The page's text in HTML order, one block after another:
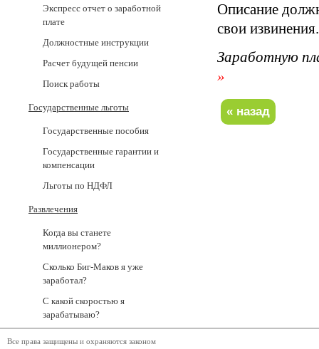
Экспресс отчет о заработной
плате
Должностные инструкции
Расчет будущей пенсии
Поиск работы
Государственные льготы
Государственные пособия
Государственные гарантии и
компенсации
Льготы по НДФЛ
Развлечения
Когда вы станете
миллионером?
Сколько Биг-Маков я уже
заработал?
С какой скоростью я
зарабатываю?
Описание
свои извинения.
Заработную
»
Все права защищены и охраняются законом